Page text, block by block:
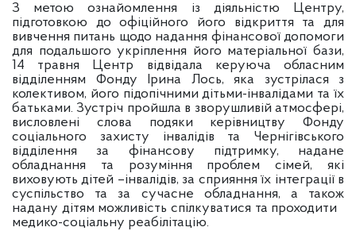
З метою ознайомлення із діяльністю Центру,
підготовкою до офіційного його відкриття та для
вивчення питань щодо надання фінансової допомоги
для подальшого укріплення його матеріальної бази,
14 травня Центр відвідала керуюча обласним
відділенням Фонду Ірина Лось, яка зустрілася з
колективом, його підопічними дітьми-інвалідами та їх
батьками. Зустріч пройшла в зворушливій атмосфері,
висловлені слова подяки керівництву Фонду
соціального захисту інвалідів та Чернігівського
відділення за фінансову підтримку, надане
обладнання та розуміння проблем сімей, які
виховують дітей –інвалідів, за сприяння їх інтеграції в
суспільство та за сучасне обладнання, а також
надану дітям можливість спілкуватися та проходити
медико-соціальну реабілітацію.